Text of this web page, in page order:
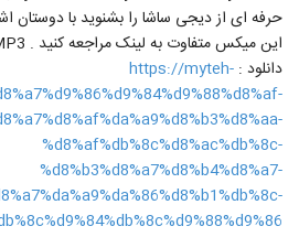
حرفه ای از دیجی ساشا را بشنوید با دوستان
دانلود : https://myteh-
%d8%af%db%8c%d8%ac%db%8c-
%d8%b3%d8%a7%d8%b4%d8%a7-